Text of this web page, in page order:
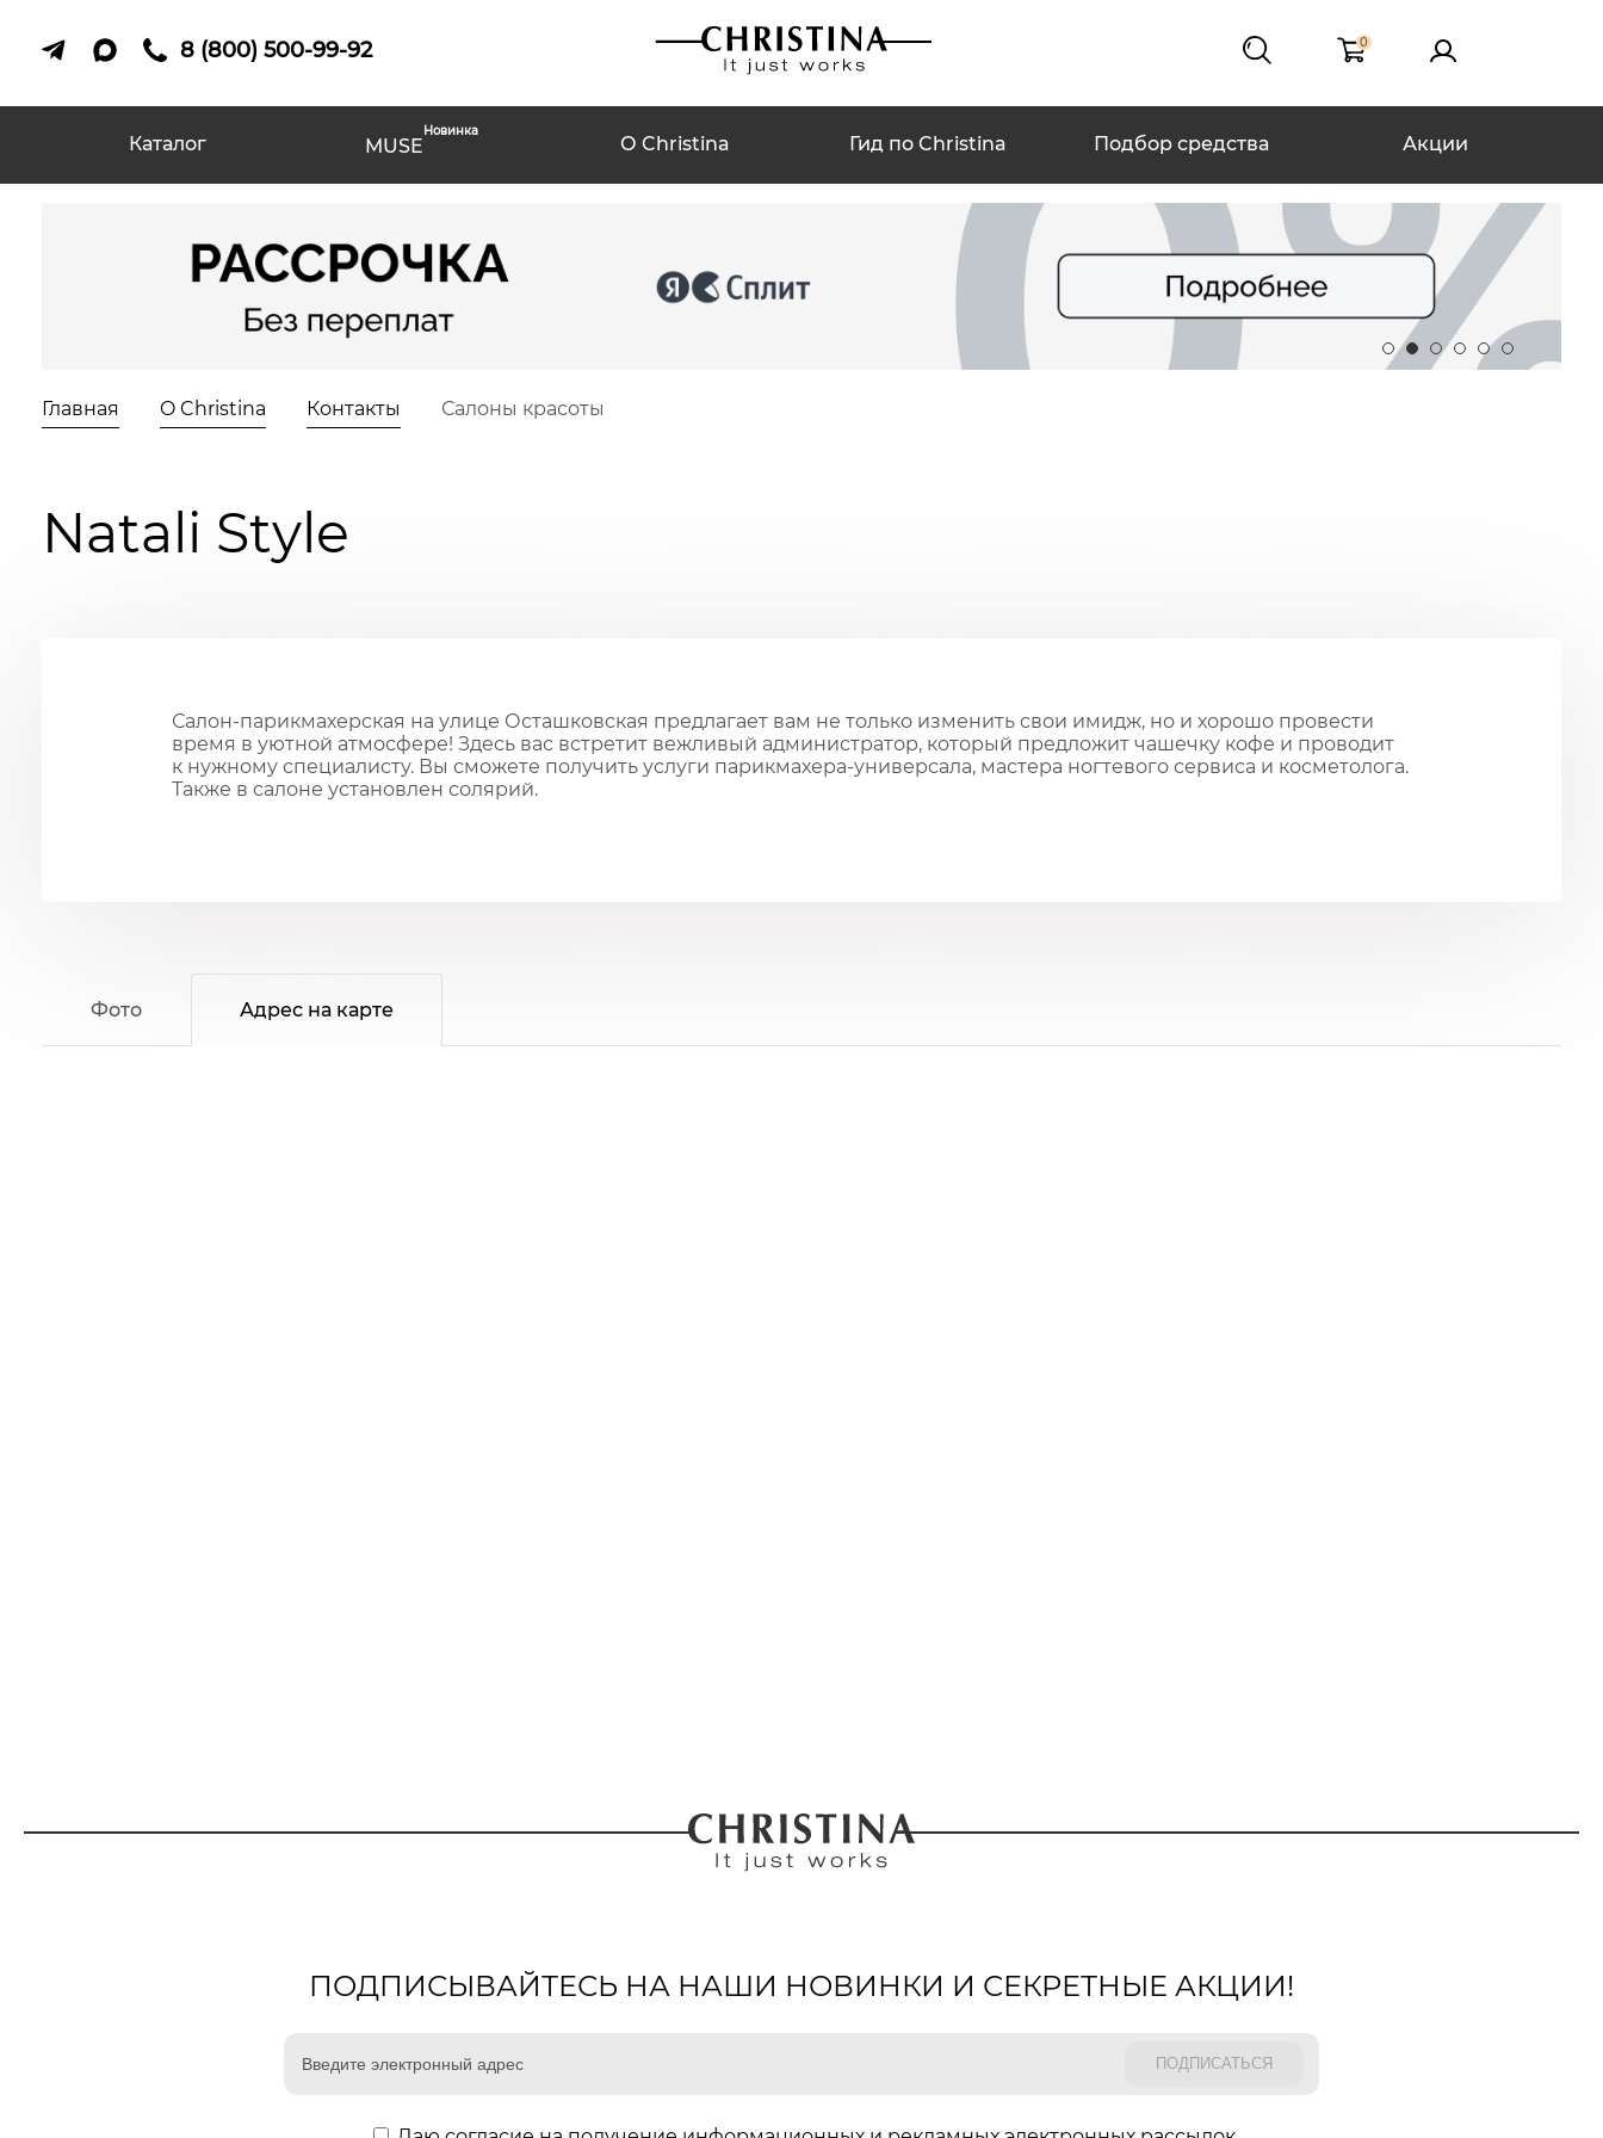
8 (800) 500-99-92 0
Каталог MUSE
Новинка
О Christina Гид по Christina Подбор средства Акции
Главная O Christina Контакты Салоны красоты
Natali Style
Салон-парикмахерская на улице Осташковская предлагает вам не только изменить свои имидж, но и хорошо провести
время в уютной атмосфере! Здесь вас встретит вежливый администратор, который предложит чашечку кофе и проводит
к нужному специалисту. Вы сможете получить услуги парикмахера-универсала, мастера ногтевого сервиса и косметолога.
Также в салоне установлен солярий.
Фото Адрес на карте
ПОДПИСЫВАЙТЕСЬ НА НАШИ НОВИНКИ И СЕКРЕТНЫЕ АКЦИИ!